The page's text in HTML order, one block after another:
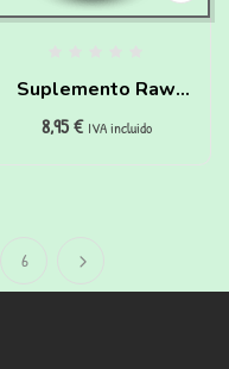
Suplemento Raw
Renal para perros
8,95€ IVA incluido
6